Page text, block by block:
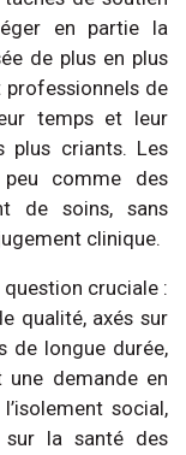
en partie la
de plus en plus
professionnels de
temps et leur
plus criants. Les
comme des
de soins, sans
clinique.
question cruciale :
qualité, axés sur
de longue durée,
demande en
social,
sur la santé des